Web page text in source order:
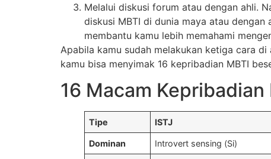
Melalui diskusi forum atau dengan ahli.
diskusi MBTI di dunia maya atau
membantu kamu lebih memahami
Apabila kamu sudah melakukan ketiga cara
kamu bisa menyimak 16 kepribadian MBTI
16 Macam
Tipe ISTJ
Dominan Introvert sensing (Si)